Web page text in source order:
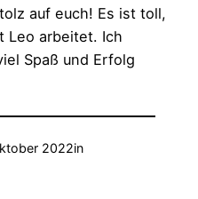
auf euch! Es ist toll,
Leo arbeitet. Ich
Spaß und Erfolg
2022in